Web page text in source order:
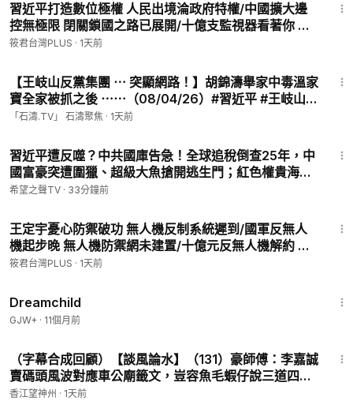
平台👇
🔵 筱君台灣 PLUS｜深度政經、時事解析
🟢 筱君樂活 PLUS｜健康、生活、心靈充電
youtube.com/@healthyplusyt0709
🔴 REAL TALK 真實對話｜直球質問、人物專訪、沒有腳本的真
心話
youtube.com/@realtalkreal
🟣 筱君直播間｜即時互動、最直接的陪伴
https://www.youtube.com/channel/UCVs7YbroaE9e-1wfPos
JUQQ
fantasticnewmedia.com
習近平打造數位極權 人民出境淪政府特權/中國擴大邊
控無極限 閉關鎖國之路已展開/十億支監視器看著你 連
中共高官也沒人權/中共新型數位極權超驚悚 呼吸心跳
筱君台灣PLUS · 1天前
【王岐山反黨集團 ⋯ 突顯網路！】胡錦濤舉家中毒溫家
寶全家被抓之後 ⋯⋯（08/04/26）#習近平 #王岐山 #
北戴河
「石濤.TV」 石濤聚焦 · 1天前
習近平遭反噬？中共國庫告急！全球追稅倒查25年，中
國富豪突遭圍獵、超級大魚搶開逃生門；紅色權貴海外
金庫也藏不住？專家：台灣該醒了【紅朝禁聞】
希望之聲TV · 33分鐘前
王定宇憂心防禦破功 無人機反制系統遲到/國軍反無人
機起步晚 無人機防禦網未建置/十億元反無人機解約 顧
立雄坦承反制不足/反無人機未納入指管 指管系統無人
筱君台灣PLUS · 1天前
Dreamchild
GJW+ · 11個月前
（字幕合成回顧）【談風論水】（131）豪師傅：李嘉誠
賣碼頭風波對應車公廟籤文，豈容魚毛蝦仔說三道四，
不自量力（2025.3.27首播）
香江望神州 · 1天前